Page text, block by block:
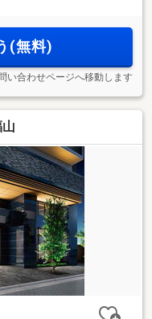
(無料)
い合わせページへ移動します